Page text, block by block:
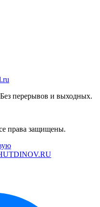
перерывов и выходных.
права защищены.